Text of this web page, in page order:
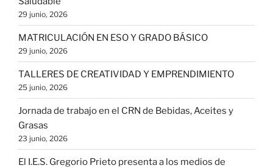
29 junio, 2026
MATRICULACIÓN EN ESO Y GRADO BÁSICO
29 junio, 2026
TALLERES DE CREATIVIDAD Y EMPRENDIMIENTO
25 junio, 2026
Jornada de trabajo en el CRN de Bebidas, Aceites y
Grasas
23 junio, 2026
El I.E.S. Gregorio Prieto presenta a los medios de